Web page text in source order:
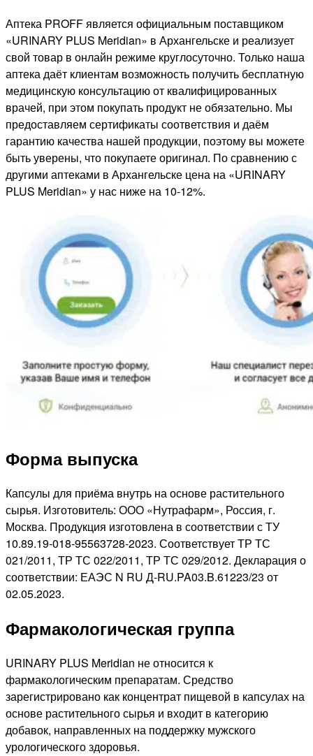
Аптека PROFF является официальным поставщиком
«URINARY PLUS Meridian» в Архангельске и реализует
свой товар в онлайн режиме круглосуточно. Только наша
аптека даёт клиентам возможность получить бесплатную
медицинскую консультацию от квалифицированных
врачей, при этом покупать продукт не обязательно. Мы
предоставляем сертификаты соответствия и даём
гарантию качества нашей продукции, поэтому вы можете
быть уверены, что покупаете оригинал. По сравнению с
другими аптеками в Архангельске цена на «URINARY
PLUS Meridian» у нас ниже на 10-12%.
Форма выпуска
Капсулы для приёма внутрь на основе растительного
сырья. Изготовитель: ООО «Нутрафарм», Россия, г.
Москва. Продукция изготовлена в соответствии с ТУ
10.89.19-018-95563728-2023. Соответствует ТР ТС
021/2011, ТР ТС 022/2011, ТР ТС 029/2012. Декларация о
соответствии: ЕАЭС N RU Д-RU.PA03.B.61223/23 от
02.05.2023.
Фармакологическая группа
URINARY PLUS Meridian не относится к
фармакологическим препаратам. Средство
зарегистрировано как концентрат пищевой в капсулах на
основе растительного сырья и входит в категорию
добавок, направленных на поддержку мужского
урологического здоровья.